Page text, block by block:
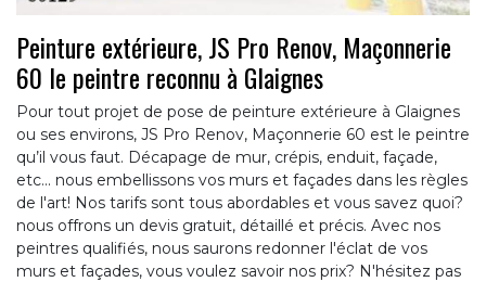
Peinture extérieure, JS Pro Renov, Maçonnerie
60 le peintre reconnu à Glaignes
Pour tout projet de pose de peinture extérieure à Glaignes
ou ses environs, JS Pro Renov, Maçonnerie 60 est le peintre
qu’il vous faut. Décapage de mur, crépis, enduit, façade,
etc... nous embellissons vos murs et façades dans les règles
de l'art! Nos tarifs sont tous abordables et vous savez quoi?
nous offrons un devis gratuit, détaillé et précis. Avec nos
peintres qualifiés, nous saurons redonner l'éclat de vos
murs et façades, vous voulez savoir nos prix? N'hésitez pas